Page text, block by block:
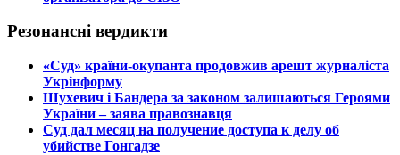
Резонансні вердикти
​«Суд» країни-окупанта продовжив арешт журналіста
Укрінформу
Шухевич і Бандера за законом залишаються Героями
України – заява правознавця
Суд дал месяц на получение доступа к делу об
убийстве Гонгадзе